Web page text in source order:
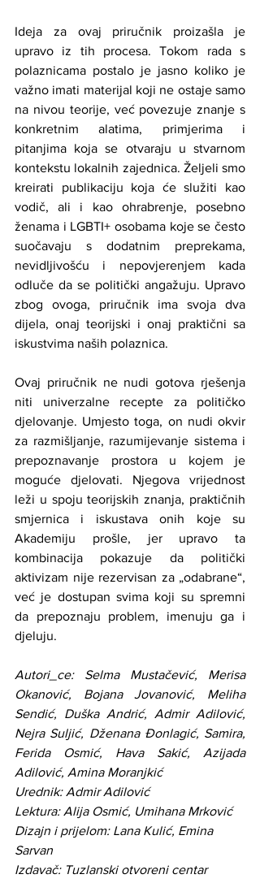
Ideja za ovaj priručnik proizašla je
upravo iz tih procesa. Tokom rada s
polaznicama postalo je jasno koliko je
važno imati materijal koji ne ostaje samo
na nivou teorije, već povezuje znanje s
konkretnim alatima, primjerima i
pitanjima koja se otvaraju u stvarnom
kontekstu lokalnih zajednica. Željeli smo
kreirati publikaciju koja će služiti kao
vodič, ali i kao ohrabrenje, posebno
ženama i LGBTI+ osobama koje se često
suočavaju s dodatnim preprekama,
nevidljivošću i nepovjerenjem kada
odluče da se politički angažuju. Upravo
zbog ovoga, priručnik ima svoja dva
dijela, onaj teorijski i onaj praktični sa
iskustvima naših polaznica.
Ovaj priručnik ne nudi gotova rješenja
niti univerzalne recepte za političko
djelovanje. Umjesto toga, on nudi okvir
za razmišljanje, razumijevanje sistema i
prepoznavanje prostora u kojem je
moguće djelovati. Njegova vrijednost
leži u spoju teorijskih znanja, praktičnih
smjernica i iskustava onih koje su
Akademiju prošle, jer upravo ta
kombinacija pokazuje da politički
aktivizam nije rezervisan za „odabrane“,
već je dostupan svima koji su spremni
da prepoznaju problem, imenuju ga i
djeluju.
Autori_ce: Selma Mustačević, Merisa
Okanović, Bojana Jovanović, Meliha
Sendić, Duška Andrić, Admir Adilović,
Nejra Suljić, Dženana Đonlagić, Samira,
Ferida Osmić, Hava Sakić, Azijada
Adilović, Amina Moranjkić
Urednik: Admir Adilović
Lektura: Alija Osmić, Umihana Mrković
Dizajn i prijelom: Lana Kulić, Emina
Sarvan
Izdavač: Tuzlanski otvoreni centar